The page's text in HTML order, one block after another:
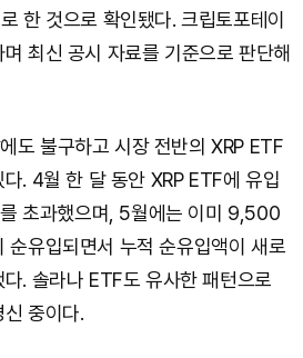
한 것으로 확인됐다. 크립토포테이
최신 공시 자료를 기준으로 판단해
도 불구하고 시장 전반의 XRP ETF
. 4월 한 달 동안 XRP ETF에 유입
초과했으며, 5월에는 이미 9,500
순유입되면서 누적 순유입액이 새로
. 솔라나 ETF도 유사한 패턴으로
중이다.